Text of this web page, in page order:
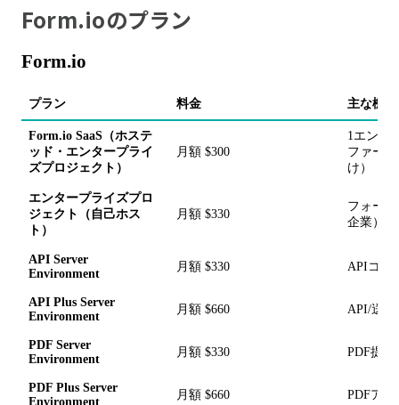
Form.ioのプラン
Form.io
プラン 料金 主な機
Form.io SaaS（ホステ
ッド・エンタープライ
ズプロジェクト）
月額 $300
1エンタ
ファー
け）
エンタープライズプロ
ジェクト（自己ホス
ト）
月額 $330
フォー
企業）
API Server
Environment
月額 $330 APIコー
API Plus Server
Environment
月額 $660 API/送
PDF Server
Environment
月額 $330 PDF提
PDF Plus Server
Environment
月額 $660 PDFア